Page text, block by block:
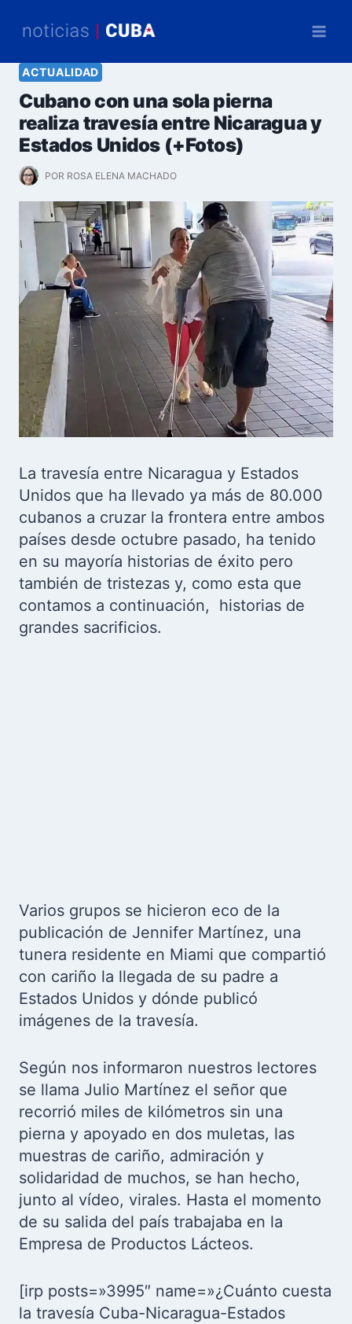
ACTUALIDAD
Cubano con una sola pierna
realiza travesía entre Nicaragua y
Estados Unidos (+Fotos)
POR ROSA ELENA MACHADO
La travesía entre Nicaragua y Estados
Unidos que ha llevado ya más de 80.000
cubanos a cruzar la frontera entre ambos
países desde octubre pasado, ha tenido
en su mayoría historias de éxito pero
también de tristezas y, como esta que
contamos a continuación, historias de
grandes sacrificios.
Varios grupos se hicieron eco de la
publicación de Jennifer Martínez, una
tunera residente en Miami que compartió
con cariño la llegada de su padre a
Estados Unidos y dónde publicó
imágenes de la travesía.
Según nos informaron nuestros lectores
se llama Julio Martínez el señor que
recorrió miles de kilómetros sin una
pierna y apoyado en dos muletas, las
muestras de cariño, admiración y
solidaridad de muchos, se han hecho,
junto al vídeo, virales. Hasta el momento
de su salida del país trabajaba en la
Empresa de Productos Lácteos.
[irp posts=»3995″ name=»¿Cuánto cuesta
la travesía Cuba-Nicaragua-Estados